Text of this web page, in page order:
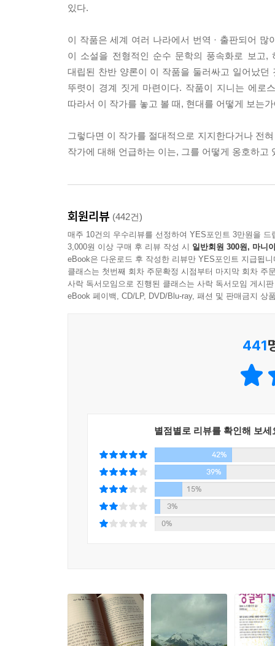
'자기 지금 어디 있는 거야?'
그녀는 조용한 목소리로 그렇게 물었다. 나는 지
금 어디에 있는가. 그러나 그곳이 어딘지 나로서
디랄것도 없이 걸음을 재촉하는 무수한 사람들의
--- p.441
없다. 걷어찰 때마다 공허한 소리만 날 뿐이다. 그
생각해 보라, 하고.
--- p.39
외로울 때면 나는 울어 버려. 울 수 있다는 건 좋
밤의 어둠 속에서 온갖 사람들이 말을 걸어 오곤
나 언니를 상대로 많은 이야기를 해. 그들 역시 외
와타나베는 정말 너무나 평범한 학생이다. 그렇
해서 재미가 없는 학생일 뿐이다. 하지만 와타나
하지만 그렇게 평범하지 않은 그 사람들은 다 와
하지만 와타나베의 매력도 있다. 정말 잘난 사람
리 인식하고 있는것이 와타나베의 장점이기도 하다.
하지만 와타나베의 단점은 너무나 우유뷰단하다
기 때문이다. 가장 가슴에 남는 부분은 나오코와의
나오코의 스무살 생일에 나오코(와타나베의 절
지만 마술처럼 이끌림에 의해서 밤을 같이 지낸
도 내가 설명을 할 수 없는 부분이다. 이 책에는 노
어 보기 전에는 말할 수 없는 신비한 책임에 틀림
--- p.
있다.
이 작품은 세계 여러 나라에서 번역 · 출판되어
이 소설을 전형적인 순수 문학의 풍속화로 보고,
대립된 찬반 양론이 이 작품을 둘러싸고 일어났
뚜렷이 경계 짓게 마련이다. 작품이 지니는 에로
따라서 이 작가를 놓고 볼 때, 현대를 어떻게 보는
그렇다면 이 작가를 절대적으로 지지한다거나 전
작가에 대해 언급하는 이는, 그를 어떻게 옹호하
회원리뷰 (442건)
매주 10건의 우수리뷰를 선정하여 YES포인트 3만원을 드
3,000원 이상 구매 후 리뷰 작성 시 일반회원 300원, 마니
eBook은 다운로드 후 작성한 리뷰만 YES포인트 지급됩니
클래스는 첫번째 회차 주문확정 시점부터 마지막 회차 주
사락 독서모임으로 진행된 클래스는 사락 독서모임 게시
eBook 페이백, CD/LP, DVD/Blu-ray, 패션 및 판매금지 상
441
별점별로 리뷰를 확인해 보세
42%
39%
15%
3%
0%